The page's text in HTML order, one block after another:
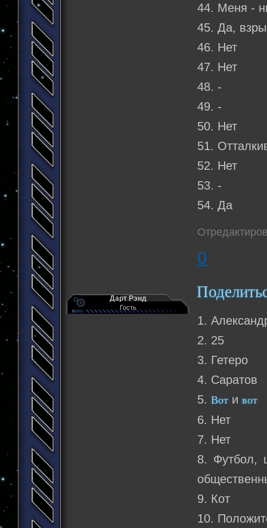
44. Меня -
45. Да,
46. Нет
47. Нет
48. -
49. -
50. Нет
51.
52. Нет
53. -
54. Да
0
Дарт Рэнд
Гость
1.
2. 25
3. Гетеро
4. Саратов
5.Вот ивот
6. Нет
7. Нет
8. Футбол,
9. Кот
10.